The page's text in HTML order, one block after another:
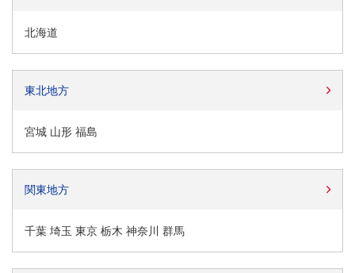
北海道
東北地方
宮城 山形 福島
関東地方
千葉 埼玉 東京 栃木 神奈川 群馬